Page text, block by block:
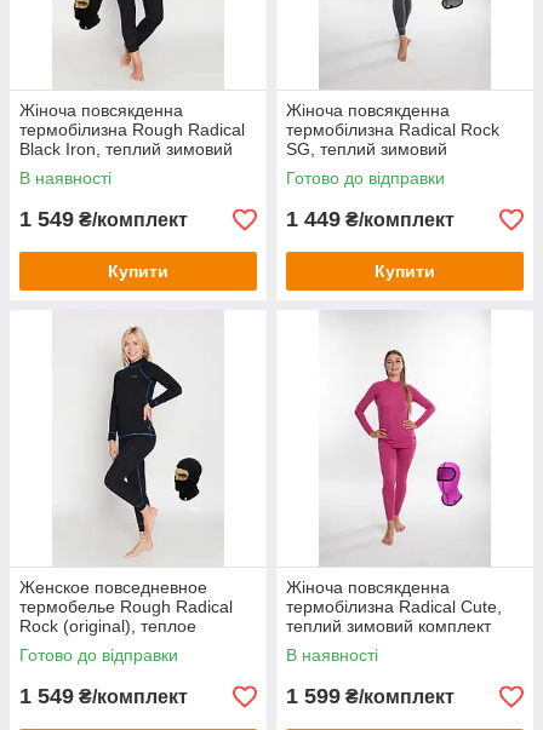
Жіноча повсякденна
термобілизна Rough Radical
Black Iron, теплий зимовий
комплект
В наявності
1 549 ₴/комплект
Купити
Жіноча повсякденна
термобілизна Radical Rock
SG, теплий зимовий
комплект
Готово до відправки
1 449 ₴/комплект
Купити
Женское повседневное
термобелье Rough Radical
Rock (original), теплое
зимнее комплект Женский,
XL, Синий
Готово до відправки
1 549 ₴/комплект
Жіноча повсякденна
термобілизна Radical Cute,
теплий зимовий комплект
В наявності
1 599 ₴/комплект